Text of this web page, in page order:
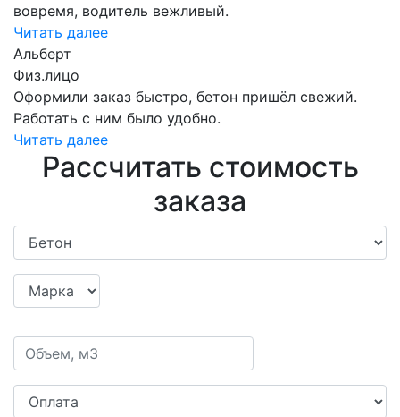
вовремя, водитель вежливый.
Читать далее
Альберт
Физ.лицо
Оформили заказ быстро, бетон пришёл свежий.
Работать с ним было удобно.
Читать далее
Рассчитать стоимость
заказа